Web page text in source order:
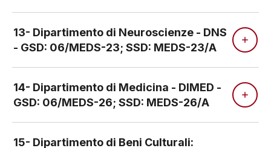
13- Dipartimento di Neuroscienze - DNS
- GSD: 06/MEDS-23; SSD: MEDS-23/A
14- Dipartimento di Medicina - DIMED -
GSD: 06/MEDS-26; SSD: MEDS-26/A
15- Dipartimento di Beni Culturali: